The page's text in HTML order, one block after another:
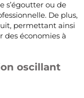
s’égoutter ou de
De plus,
permettant ainsi
des économies à
oscillant